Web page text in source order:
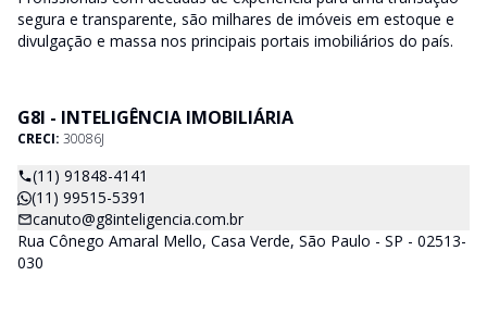
segura e transparente, são milhares de imóveis em estoque e
divulgação e massa nos principais portais imobiliários do país.
G8I - INTELIGÊNCIA IMOBILIÁRIA
CRECI: 30086J
(11) 91848-4141
(11) 99515-5391
canuto@g8inteligencia.com.br
Rua Cônego Amaral Mello, Casa Verde, São Paulo - SP - 02513-
030